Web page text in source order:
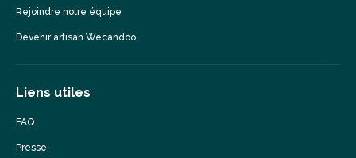
Rejoindre notre équipe
Devenir artisan Wecandoo
Liens utiles
FAQ
Presse